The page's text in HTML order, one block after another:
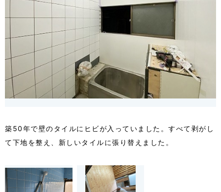
築50年で壁のタイルにヒビが入っていました。すべて剥がし
て下地を整え、新しいタイルに張り替えました。